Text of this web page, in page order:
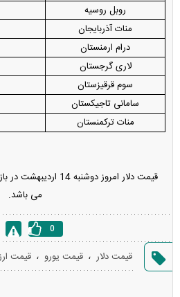
روبل روسیه
منات آذربایجان
درام ارمنستان
لاری گرجستان
سوم قرقیزستان
سامانی تاجیکستان
منات ترکمنستان
می باشد.
خطا
0
قیمت دلار ، قیمت یورو ، قیمت